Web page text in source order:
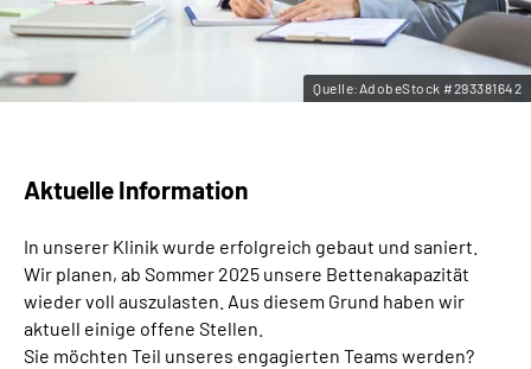
Quelle:AdobeStock #293381642
Aktuelle Information
In unserer Klinik wurde erfolgreich gebaut und saniert.
Wir planen, ab Sommer 2025 unsere Bettenakapazität
wieder voll auszulasten. Aus diesem Grund haben wir
aktuell einige offene Stellen.
Sie möchten Teil unseres engagierten Teams werden?